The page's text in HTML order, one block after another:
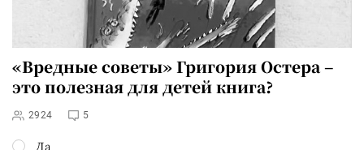
«Вредные советы» Григория Остера –
это полезная для детей книга?
2924 5
Да